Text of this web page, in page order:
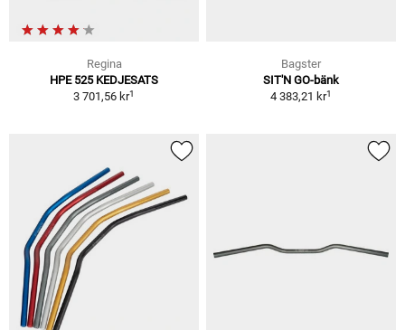
Regina
HPE 525 KEDJESATS
3 701,56 kr1
Bagster
SIT'N GO-bänk
4 383,21 kr1